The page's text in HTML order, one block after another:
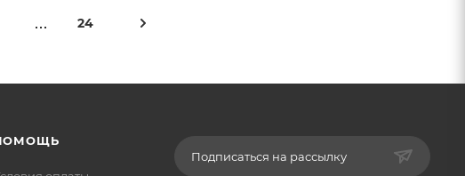
24
Подписаться на рассылку